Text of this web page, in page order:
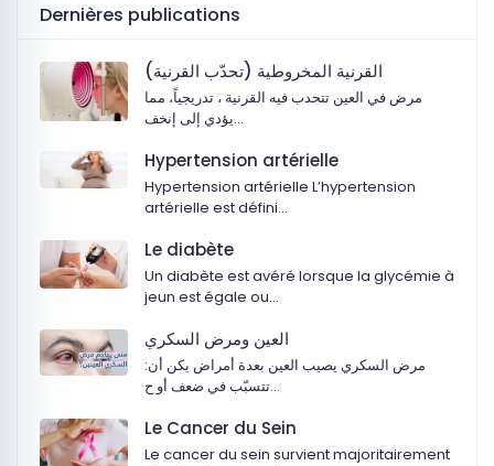
Dernières publications
القرنية المخروطية (تحدّب القرنية)
مرض في العين تتحدب فيه القرنية ، تدريجياً، مما
يؤدي إلى إنخف…
Hypertension artérielle
Hypertension artérielle L’hypertension
artérielle est défini…
Le diabète
Un diabète est avéré lorsque la glycémie à
jeun est égale ou…
‏العين ومرض السكري
:‏مرض السكري يصيب العين بعدة أمراض يكن أن
تتسبّب في ضعف أو ح…
Le Cancer du Sein
Le cancer du sein survient majoritairement